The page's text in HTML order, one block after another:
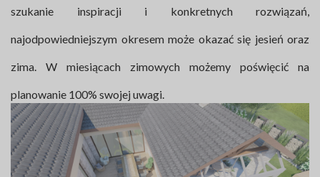
szukanie inspiracji i konkretnych rozwiązań,
najodpowiedniejszym okresem może okazać się jesień oraz
zima. W miesiącach zimowych możemy poświęcić na
planowanie 100% swojej uwagi.